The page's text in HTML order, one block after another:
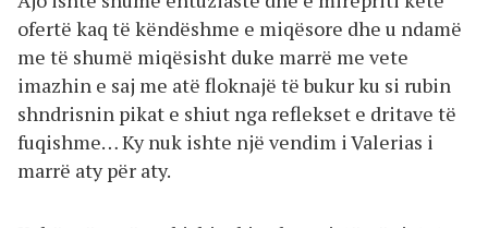
ofertë kaq të këndëshme e miqësore dhe u ndamë
me të shumë miqësisht duke marrë me vete
imazhin e saj me atë floknajë të bukur ku si rubin
shndrisnin pikat e shiut nga reflekset e dritave të
fuqishme… Ky nuk ishte një vendim i Valerias i
marrë aty për aty.